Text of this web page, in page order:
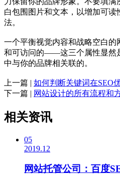
白包围图片和文本，以增加可
法。
一个平衡视觉内容和战略空白
和可访问的——这三个属性显然
中与你的品牌相关联的。
上一篇 | 如何判断关键词在SEO
下一篇 | 网站设计的所有流程和
相关资讯
05
2019.12
网站托管公司：百度